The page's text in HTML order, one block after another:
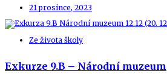
21 prosince, 2023
Ze života školy
Exkurze 9.B – Národní muzeum